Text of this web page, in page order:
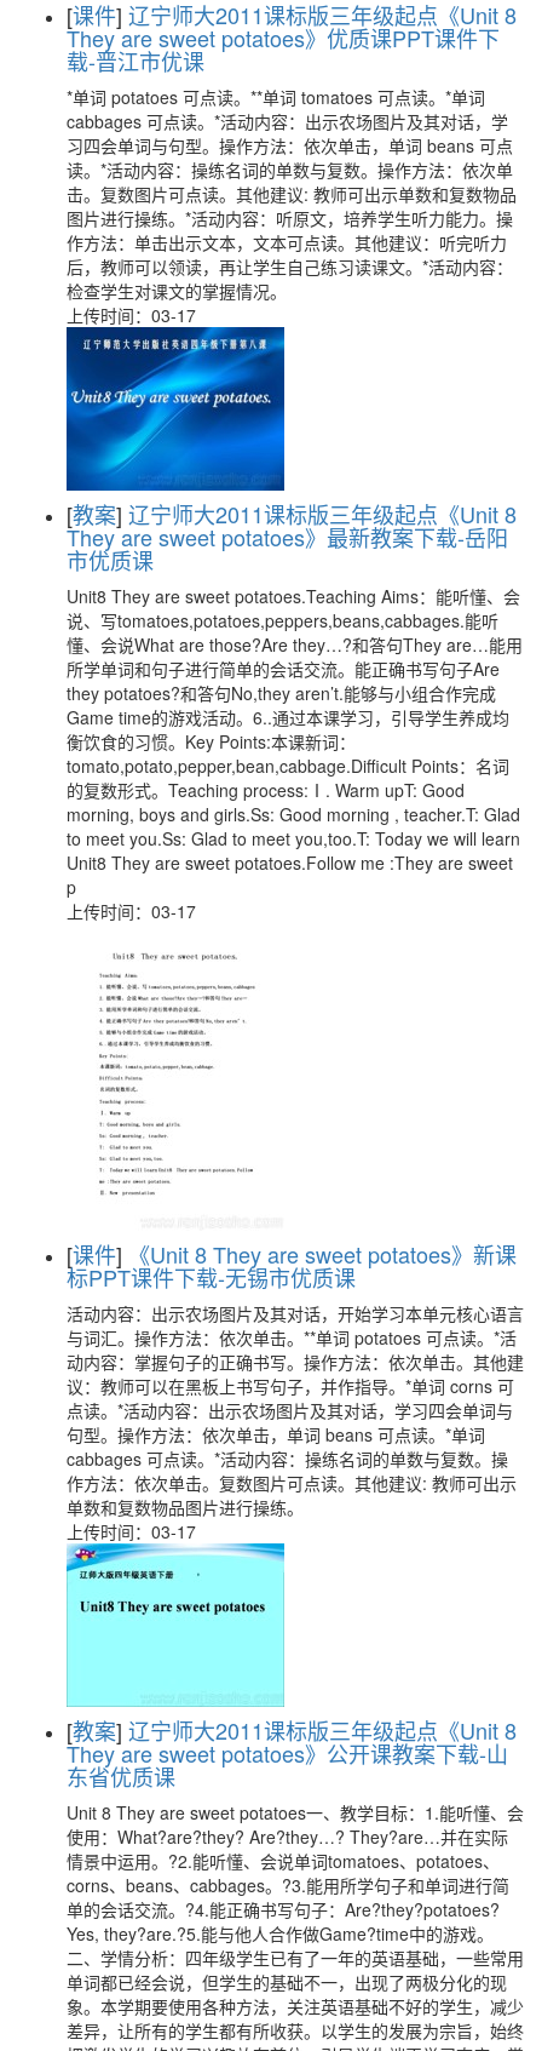
[课件] 辽宁师大2011课标版三年级起点《Unit 8
They are sweet potatoes》优质课PPT课件下
载-晋江市优课
*单词 potatoes 可点读。**单词 tomatoes 可点读。*单词
cabbages 可点读。*活动内容：出示农场图片及其对话，学
习四会单词与句型。操作方法：依次单击，单词 beans 可点
读。*活动内容：操练名词的单数与复数。操作方法：依次单
击。复数图片可点读。其他建议: 教师可出示单数和复数物品
图片进行操练。*活动内容：听原文，培养学生听力能力。操
作方法：单击出示文本，文本可点读。其他建议：听完听力
后，教师可以领读，再让学生自己练习读课文。*活动内容：
检查学生对课文的掌握情况。
上传时间：03-17
[教案] 辽宁师大2011课标版三年级起点《Unit 8
They are sweet potatoes》最新教案下载-岳阳
市优质课
Unit8 They are sweet potatoes.Teaching Aims：能听懂、会
说、写tomatoes,potatoes,peppers,beans,cabbages.能听
懂、会说What are those?Are they…?和答句They are…能用
所学单词和句子进行简单的会话交流。能正确书写句子Are
they potatoes?和答句No,they aren’t.能够与小组合作完成
Game time的游戏活动。6..通过本课学习，引导学生养成均
衡饮食的习惯。Key Points:本课新词：
tomato,potato,pepper,bean,cabbage.Difficult Points：名词
的复数形式。Teaching process:Ⅰ. Warm upT: Good
morning, boys and girls.Ss: Good morning , teacher.T: Glad
to meet you.Ss: Glad to meet you,too.T: Today we will learn
Unit8 They are sweet potatoes.Follow me :They are sweet
p
上传时间：03-17
[课件] 《Unit 8 They are sweet potatoes》新课
标PPT课件下载-无锡市优质课
活动内容：出示农场图片及其对话，开始学习本单元核心语言
与词汇。操作方法：依次单击。**单词 potatoes 可点读。*活
动内容：掌握句子的正确书写。操作方法：依次单击。其他建
议：教师可以在黑板上书写句子，并作指导。*单词 corns 可
点读。*活动内容：出示农场图片及其对话，学习四会单词与
句型。操作方法：依次单击，单词 beans 可点读。*单词
cabbages 可点读。*活动内容：操练名词的单数与复数。操
作方法：依次单击。复数图片可点读。其他建议: 教师可出示
单数和复数物品图片进行操练。
上传时间：03-17
[教案] 辽宁师大2011课标版三年级起点《Unit 8
They are sweet potatoes》公开课教案下载-山
东省优质课
Unit 8 They are sweet potatoes一、教学目标：1.能听懂、会
使用：What?are?they? Are?they…? They?are…并在实际
情景中运用。?2.能听懂、会说单词tomatoes、potatoes、
corns、beans、cabbages。?3.能用所学句子和单词进行简
单的会话交流。?4.能正确书写句子：Are?they?potatoes?
Yes, they?are.?5.能与他人合作做Game?time中的游戏。
二、学情分析：四年级学生已有了一年的英语基础，一些常用
单词都已经会说，但学生的基础不一，出现了两极分化的现
象。本学期要使用各种方法，关注英语基础不好的学生，减少
差异，让所有的学生都有所收获。以学生的发展为宗旨，始终